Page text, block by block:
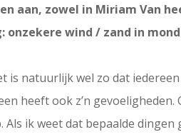
aan, zowel in Miriam Van
onzekere wind / zand in
is natuurlijk wel zo dat
heeft ook z’n
Als ik weet dat bepaalde